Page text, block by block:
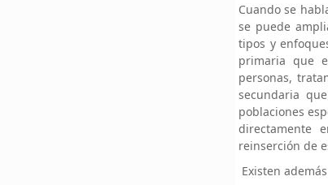
Cuando se
se puede
tipos y
primaria que
personas,
secundaria
poblaciones
directamente
reinserción de
Existen